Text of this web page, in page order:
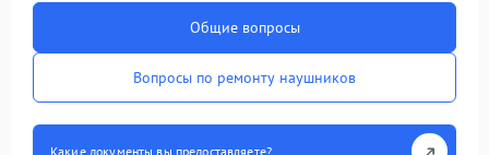
Общие вопросы
Вопросы по ремонту наушников
Какие документы вы предоставляете?